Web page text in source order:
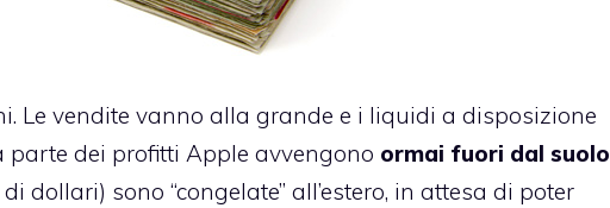
Le vendite vanno alla grande e i liquidi a disposizione
parte dei profitti Apple avvengono ormai fuori dal suolo
dollari) sono “congelate” all’estero, in attesa di poter